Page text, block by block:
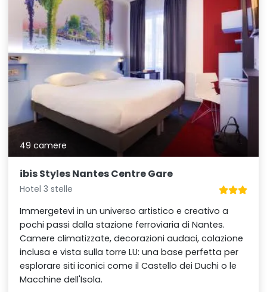
49 camere
ibis Styles Nantes Centre Gare
Hotel 3 stelle
Immergetevi in un universo artistico e creativo a
pochi passi dalla stazione ferroviaria di Nantes.
Camere climatizzate, decorazioni audaci, colazione
inclusa e vista sulla torre LU: una base perfetta per
esplorare siti iconici come il Castello dei Duchi o le
Macchine dell'Isola.